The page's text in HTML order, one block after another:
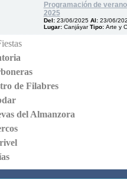
Programación de
2025
Del: 23/06/2025 Al: 23/06/
Lugar: CanjáyarTipo: Arte y
de Filabres
del Almanzora